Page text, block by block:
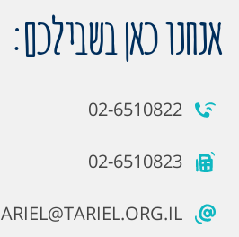
אנחנו כאן בשבילכם:
02-6510822
02-6510823
ARIEL@TARIEL.ORG.IL